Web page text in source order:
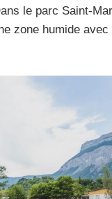
le parc Saint-
zone humide avec